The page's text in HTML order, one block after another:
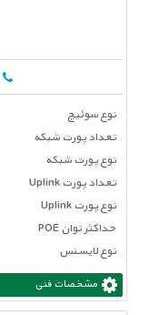
نوع سوئیچ
تعداد پورت شبكه
نوع پورت شبکه
تعداد پورت Uplink
نوع پورت Uplink
حداکثر توان POE
نوع لایسنس
مشخصات فنی